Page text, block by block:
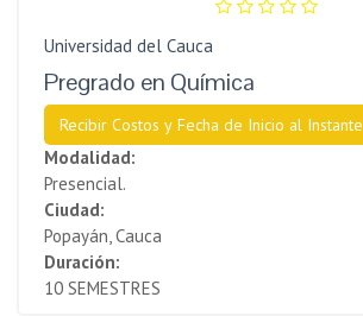
Universidad del Cauca
Pregrado en Química
Recibir Costos y Fecha de Inicio al Instante
Modalidad:
Presencial.
Ciudad:
Popayán, Cauca
Duración:
10 SEMESTRES